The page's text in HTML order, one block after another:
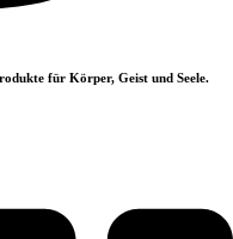
für Körper, Geist und Seele.